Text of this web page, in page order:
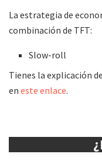
La estrategia de
combinación de TFT:
Slow-roll
Tienes la explicación
en este enlace.